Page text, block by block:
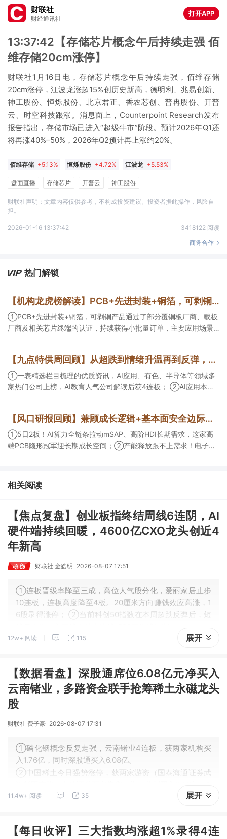
财联社
财经通讯社
打开APP
13:37:42【存储芯片概念午后持续走强 佰
维存储20cm涨停】
财联社1月16日电，存储芯片概念午后持续走强，佰维存储
20cm涨停，江波龙涨超15%创历史新高，德明利、兆易创新、
神工股份、恒烁股份、北京君正、香农芯创、普冉股份、开普
云、时空科技跟涨。消息面上，Counterpoint Research发布
报告指出，存储市场已进入“超级牛市”阶段。预计2026年Q1还
将再涨40%–50%，2026年Q2预计再上涨约20%。
佰维存储 +5.13% 恒烁股份 +4.72% 江波龙 +5.53%
北京君正 +5.15% 香农芯创 +4.00% 德明利
时空科技
盘面直播 存储芯片 开普云 神工股份
财联社声明：文章内容仅供参考，不构成投资建议。投资者据此操作，风险自
担。
2026-01-16 13:37:42
3418122 阅读
商务合作
热门解锁
【机构龙虎榜解读】PCB+先进封装+铜箔，可剥铜产品通过了部分覆铜板厂商、载板厂商及相关芯片终端的认证，持续获得小批量订单，主要应用场景包括芯片封装光模块用PCB，机构大额净买入这家公司
①PCB+先进封装+铜箔，可剥铜产品通过了部分覆铜板厂商、载板
厂商及相关芯片终端的认证，持续获得小批量订单，主要应用场景
等方面具有丰富经验，具备承接细胞与基因治疗产品商业化受托生
产的合规资质，这家公司获净买入。
【九点特供周回顾】从超跌到情绪升温再到反弹，栏目梳理AI应用题材逻辑，AI教育人气公司解读后获4连板
①一表精选栏目梳理的优质资讯，AI应用、有色、半导体等领域多
家热门公司上榜，AI教育人气公司解读后获4连板； ②AI应用本周
角前瞻产业供需情况，提及2家核心公司双双涨停。
【风口研报回顾】兼顾成长逻辑+基本面安全边际！王牌自营前瞻覆盖“pcb+MLCC+电子布”，梳理AI产业链优质标的“深坑起跳”
①5日2板！AI算力全链条拉动mSAP、高阶HDI长期需求，这家高
端PCB隐形冠军迎长期成长空间；②产能释放跟不上需求！电子布
价预期暂未被市场定价，王牌自营前瞻捕捉“预期差”，3日大涨
26%。
相关阅读
【焦点复盘】创业板指终结周线6连阴，AI
硬件端持续回暖，4600亿CXO龙头创近4
年新高
财联社 金皓明 2026-08-07 17:51
①连板晋级率降至三成，高位人气股分化，爱丽家居止步
10连板，连板高度降至4板。20厘米方向赚钱效应高涨，1
6股录得涨停； ②当前科创50指数在本周超跌反弹后，短
12w+ 阅读 115 展开
【数据看盘】深股通席位6.08亿元净买入
云南锗业，多路资金联手抢筹稀土永磁龙头
股
财联社 费子豪 2026-08-07 17:31
①磷化铟概念反复走强，云南锗业4连板，获两家机构买
入1.76亿，同时深股通买入6.08亿。
②中国稀土今日强势涨停，获两家游资（国泰海通证券武
33亿，同时深股通买入1.22亿，一家量化（开源证券西安
11.4w+ 阅读 35 展开
【每日收评】三大指数均涨超1%录得4连